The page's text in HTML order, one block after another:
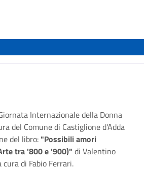
Internazionale della Donna
del Comune di Castiglione d'Adda
del libro: "Possibili amori
tra '800 e '900)" di Valentino
di Fabio Ferrari.